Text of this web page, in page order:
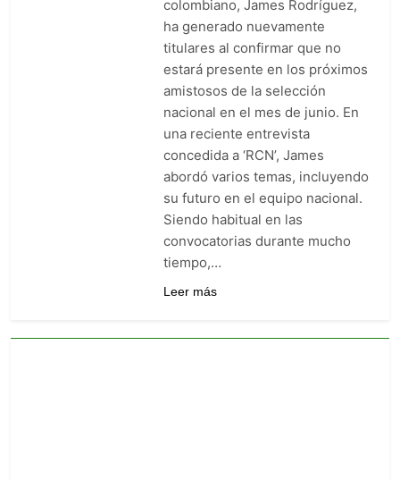
Barranquilla: venció 0-1 a
Junior con gol agónico de
Contreras
4 Días Ago
Once Caldas manda en la Liga
BetPlay: goleó 5-1 y es el líder
sorpresa del arranque
5 Días Ago
Junior vs. Millonarios: duelo
de heridos que ya sabe a
obligación en la fecha 2
5 Días Ago
colombiano, James Rodríguez,
ha generado nuevamente
titulares al confirmar que no
estará presente en los próximos
amistosos de la selección
nacional en el mes de junio. En
una reciente entrevista
concedida a ‘RCN’, James
abordó varios temas, incluyendo
su futuro en el equipo nacional.
Siendo habitual en las
convocatorias durante mucho
tiempo,…
Leer más